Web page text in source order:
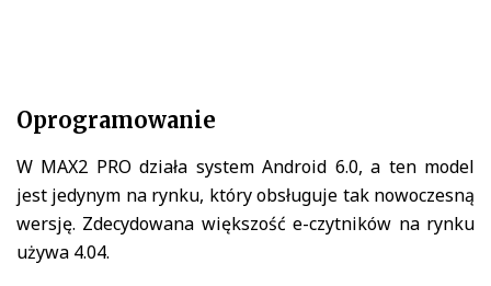
Oprogramowanie
W MAX2 PRO działa system Android 6.0, a ten model
jest jedynym na rynku, który obsługuje tak nowoczesną
wersję. Zdecydowana większość e-czytników na rynku
używa 4.04.